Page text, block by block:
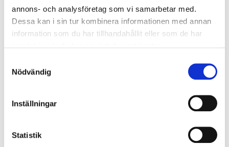
annons- och analysföretag som vi samarbetar med.
Dessa kan i sin tur kombinera informationen med annan
information som du har tillhandahållit eller som de har
Nödvändig
Inställningar
Statistik
441 32 Alingsås
+46 (0) 322 642 600
info@a3cert.com
Ackrediteringar
Utfärdade certifikat